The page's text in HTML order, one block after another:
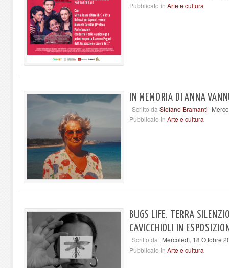
Pubblicato in Arte e cultura
IN MEMORIA DI ANNA
Scritto da Stefano Bramanti
Pubblicato in Arte e cultura
BUGS LIFE. TERRA
CAVICCHIOLI IN
Scritto da Mercoledì, 18 Ottobre
Pubblicato in Arte e cultura